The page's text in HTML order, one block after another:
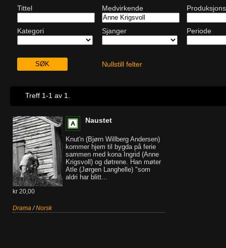
Tittel Medvirkende
Kategori Sjanger Periode
Nullstill felter
Treff 1-1 av 1.
Naustet
Knut'n (Bjørn Willberg Andersen)
kommer hjem til bygda på ferie
sammen med kona Ingrid (Anne
Krigsvoll) og døtrene. Han møter
Atle (Jørgen Langhelle) "som
aldri har blitt...
kr 20,00
Drama/Norsk